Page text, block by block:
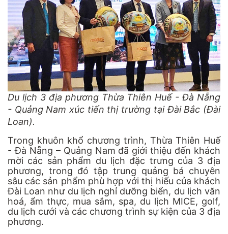
Du lịch 3 địa phương Thừa Thiên Huế - Đà Nẵng
- Quảng Nam xúc tiến thị trường tại Đài Bắc (Đài
Loan).
Trong khuôn khổ chương trình, Thừa Thiên Huế
- Đà Nẵng – Quảng Nam đã giới thiệu đến khách
mời các sản phẩm du lịch đặc trưng của 3 địa
phương, trong đó tập trung quảng bá chuyên
sâu các sản phẩm phù hợp với thị hiếu của khách
Đài Loan như du lịch nghỉ dưỡng biển, du lịch văn
hoá, ẩm thực, mua sắm, spa, du lịch MICE, golf,
du lịch cưới và các chương trình sự kiện của 3 địa
phương.